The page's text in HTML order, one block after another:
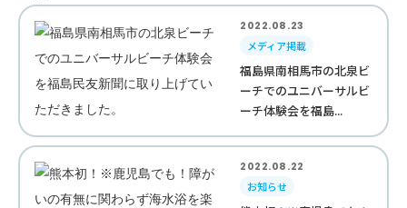
2022.08.23
メディア掲載
福島県南相馬市の北泉ビ
ーチでのユニバーサルビ
ーチ体験会を福島...
2022.08.22
お知らせ